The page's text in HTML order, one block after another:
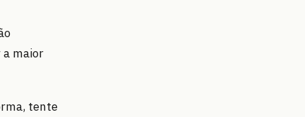
a maior
tente